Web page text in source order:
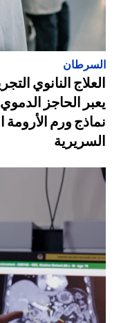
السرطان
العلاج النانوي
يعبر الحاجز
السريرية